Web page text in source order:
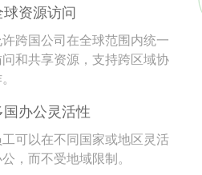
球资源访问
许跨国公司在全球范围内统一
和共享资源，支持跨区域协
国办公灵活性
工可以在不同国家或地区灵活
，而不受地域限制。